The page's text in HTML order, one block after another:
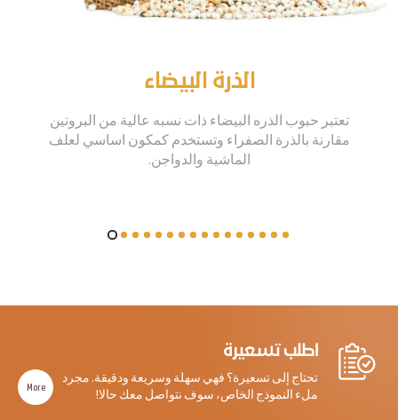
الذرة البيضاء
تعتبر حبوب الذره البيضاء ذات نسبه عالية من البروتين
مقارنة بالذرة الصفراء وتستخدم كمكون اساسي لعلف
الماشية والدواجن.
اطلب تسعيرة
تحتاج إلى تسعيرة؟ فهي سهلة وسريعة ودقيقة. مجرد
ملء النموذج الخاص، سوف نتواصل معك حالا!
More